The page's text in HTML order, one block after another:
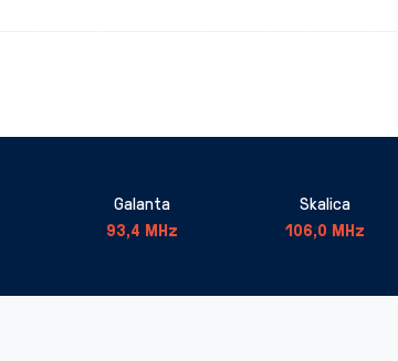
Galanta
93,4 MHz
Skalica
106,0 MHz